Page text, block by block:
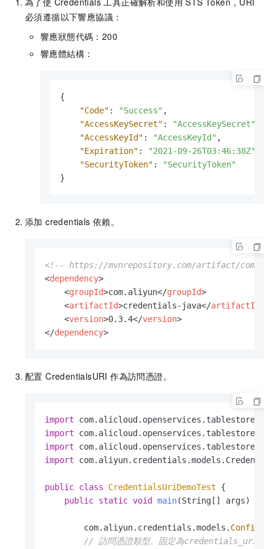
必須遵循以下響應協議：
響應狀態代碼：200
響應體結構：
{
"Code" : "Success" ,
"AccessKeySecret" : "AccessKeySecret"
"AccessKeyId" : "AccessKeyId" ,
"Expiration" : "2021-09-26T03:46:38Z"
"SecurityToken" :
"SecurityToken"
}
添加 credentials 依賴。
<!-- https://mvnrepository.com/artifact/
<dependency>
<groupId>com.aliyun</groupId>
<artifactId>credentials-java</artifactId
<version>0.3.4</version>
</dependency>
配置 CredentialsURI 作為訪問憑證。
import
import
import
import
public class CredentialsUriDemoTest {
public static void main(String[] args)
        com.aliyun.credentials.models.
Config
// 訪問憑證類型。固定為credentials_uri